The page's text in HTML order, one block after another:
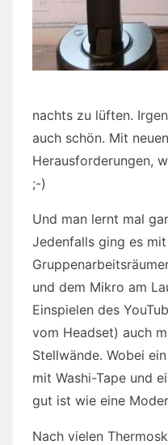
nachts zu lüften.
auch schön. Mit
Herausforderungen,
;-)
Und man lernt mal
Jedenfalls ging es
und dem Mikro am
Einspielen des
vom Headset) auch
Stellwände. Wobei
mit Washi-Tape und
gut ist wie eine
Nach vielen